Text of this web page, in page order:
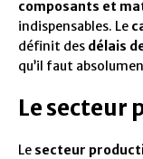
composants et
indispensables. Le
définit des délais
qu’il faut
Le secteur
Le secteur